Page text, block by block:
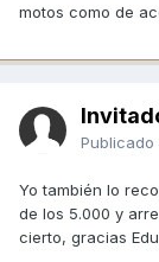
motos como de
Publicado
Yo también lo
de los 5.000 y
cierto, gracias